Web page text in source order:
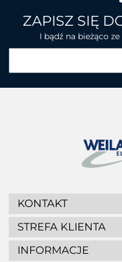
ZAPISZ SIĘ
I bądź na bieżąco
KONTAKT
STREFA KLIENTA
INFORMACJE